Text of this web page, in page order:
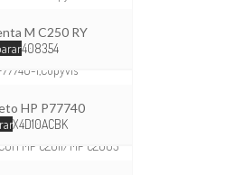
M C250 RY
408354
HP P77740
X4D10ACBK